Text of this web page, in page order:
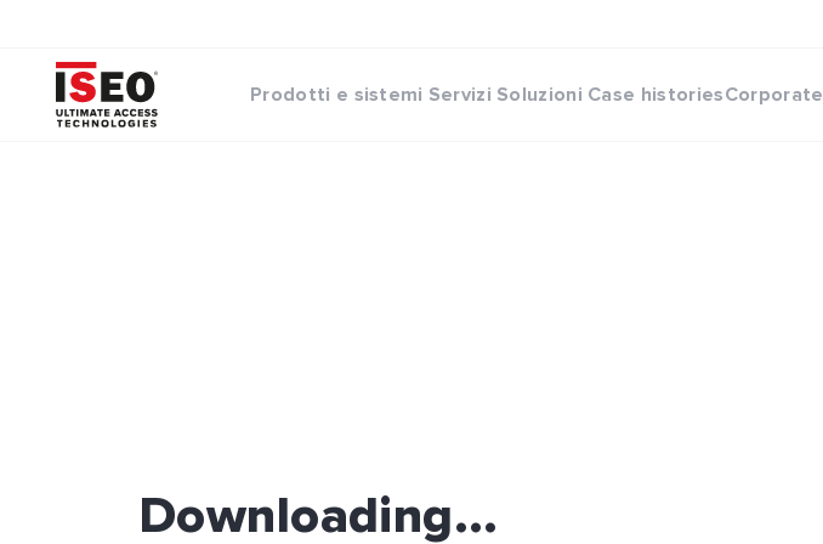
Prodotti e sistemi Servizi Soluzioni Case historiesCorporate
Downloading...